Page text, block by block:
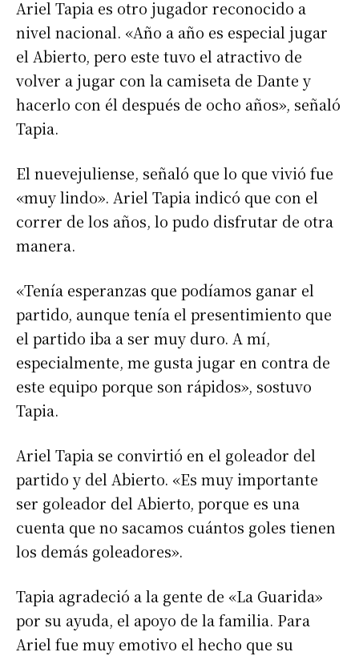
Suscribirme gratis
Nombre
Apellidos
Número de teléfono
Ariel Tapia es otro jugador reconocido a
nivel nacional. «Año a año es especial jugar
el Abierto, pero este tuvo el atractivo de
volver a jugar con la camiseta de Dante y
hacerlo con él después de ocho años», señaló
Tapia.
El nuevejuliense, señaló que lo que vivió fue
«muy lindo». Ariel Tapia indicó que con el
correr de los años, lo pudo disfrutar de otra
manera.
«Tenía esperanzas que podíamos ganar el
partido, aunque tenía el presentimiento que
el partido iba a ser muy duro. A mí,
especialmente, me gusta jugar en contra de
este equipo porque son rápidos», sostuvo
Tapia.
Ariel Tapia se convirtió en el goleador del
partido y del Abierto. «Es muy importante
ser goleador del Abierto, porque es una
cuenta que no sacamos cuántos goles tienen
los demás goleadores».
Tapia agradeció a la gente de «La Guarida»
por su ayuda, el apoyo de la familia. Para
Ariel fue muy emotivo el hecho que su